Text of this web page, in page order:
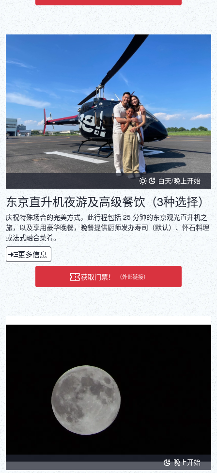
白天/晚上开始
东京直升机夜游及高级餐饮（3种选择）
庆祝特殊场合的完美方式，此行程包括 25 分钟的东京观光直升机之
旅，以及享用豪华晚餐，晚餐提供厨师发办寿司（默认）、怀石料理
或法式融合菜肴。
更多信息
获取门票！ （外部链接）
晚上开始